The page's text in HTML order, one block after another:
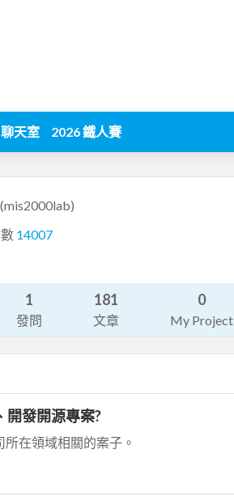
聊天室 2026 鐵人賽
(mis2000lab)
14007
1
發問
181
文章
0
My Project
開發開源專案?
在領域相關的案子。